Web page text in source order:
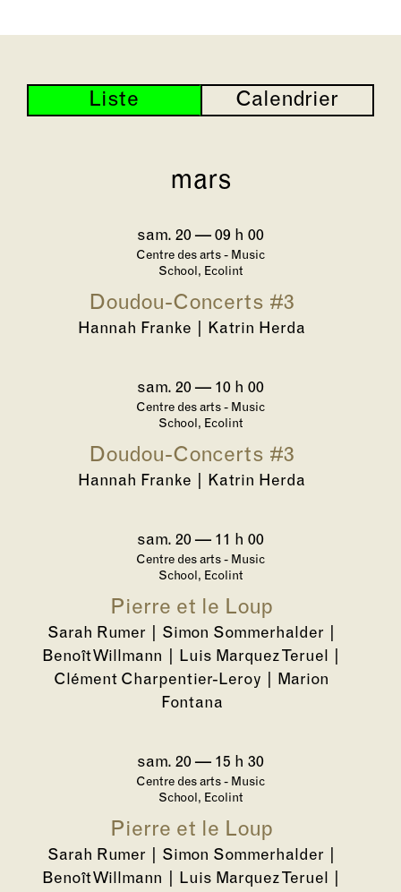
Liste Calendrier
mars
sam. 20 — 09 h 00
Centre des arts - Music
School, Ecolint
Doudou-Concerts #3
Hannah Franke | Katrin Herda
sam. 20 — 10 h 00
Centre des arts - Music
School, Ecolint
Doudou-Concerts #3
Hannah Franke | Katrin Herda
sam. 20 — 11 h 00
Centre des arts - Music
School, Ecolint
Pierre et le Loup
Sarah Rumer | Simon Sommerhalder |
Benoît Willmann | Luis Marquez Teruel |
Clément Charpentier-Leroy | Marion
Fontana
sam. 20 — 15 h 30
Centre des arts - Music
School, Ecolint
Pierre et le Loup
Sarah Rumer | Simon Sommerhalder |
Benoît Willmann | Luis Marquez Teruel |